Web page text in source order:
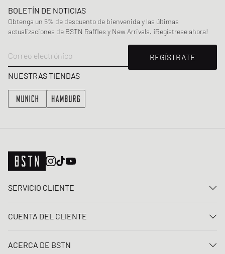
BOLETÍN DE NOTICIAS
Obtenga un 5% de descuento de bienvenida y las últimas
actualizaciones de BSTN Raffles y New Arrivals. ¡Regístrese ahora!
Correo electrónico
REGÍSTRATE
NUESTRAS TIENDAS
SERVICIO CLIENTE
Preguntas frecuentes
CUENTA DEL CLIENTE
Registro
ACERCA DE BSTN